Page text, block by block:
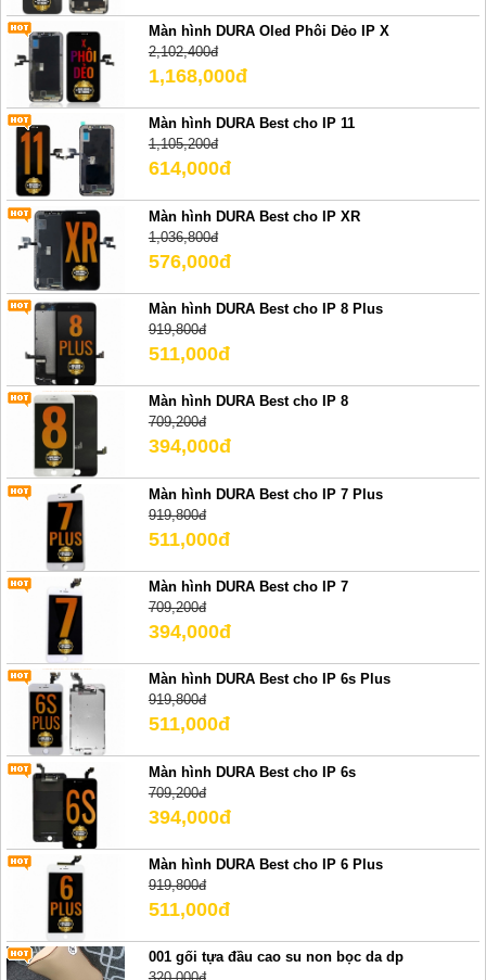
Màn hình DURA Oled Phôi Dẻo IP X
2,102,400đ
1,168,000đ
Màn hình DURA Best cho IP 11
1,105,200đ
614,000đ
Màn hình DURA Best cho IP XR
1,036,800đ
576,000đ
Màn hình DURA Best cho IP 8 Plus
919,800đ
511,000đ
Màn hình DURA Best cho IP 8
709,200đ
394,000đ
Màn hình DURA Best cho IP 7 Plus
919,800đ
511,000đ
Màn hình DURA Best cho IP 7
709,200đ
394,000đ
Màn hình DURA Best cho IP 6s Plus
919,800đ
511,000đ
Màn hình DURA Best cho IP 6s
709,200đ
394,000đ
Màn hình DURA Best cho IP 6 Plus
919,800đ
511,000đ
001 gối tựa đầu cao su non bọc da dp